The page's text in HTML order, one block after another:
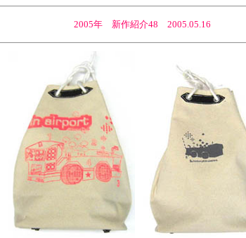
2005年 新作紹介48 2005.05.16